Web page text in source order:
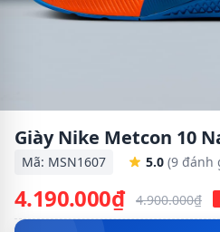
Giày Nike Metcon 10
Mã: MSN1607 5.0 (9 đánh
4.190.000₫ 4.900.000₫